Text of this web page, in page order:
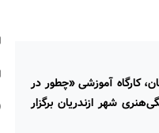
کارگاه آموزشی «چطور در
شهر ازندریان برگزار